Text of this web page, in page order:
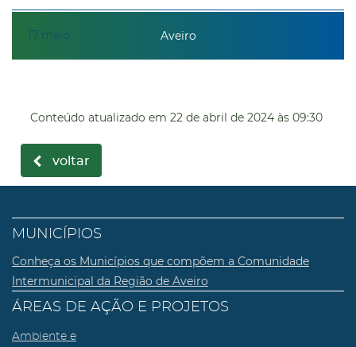
17 maio Aveiro
Conteúdo atualizado em 22 de abril de 2024 às 09:30
voltar
MUNICÍPIOS
Conheça os Municípios que compõem a Comunidade
Intermunicipal da Região de Aveiro
ÁREAS DE AÇÃO E PROJETOS
Ambiente e